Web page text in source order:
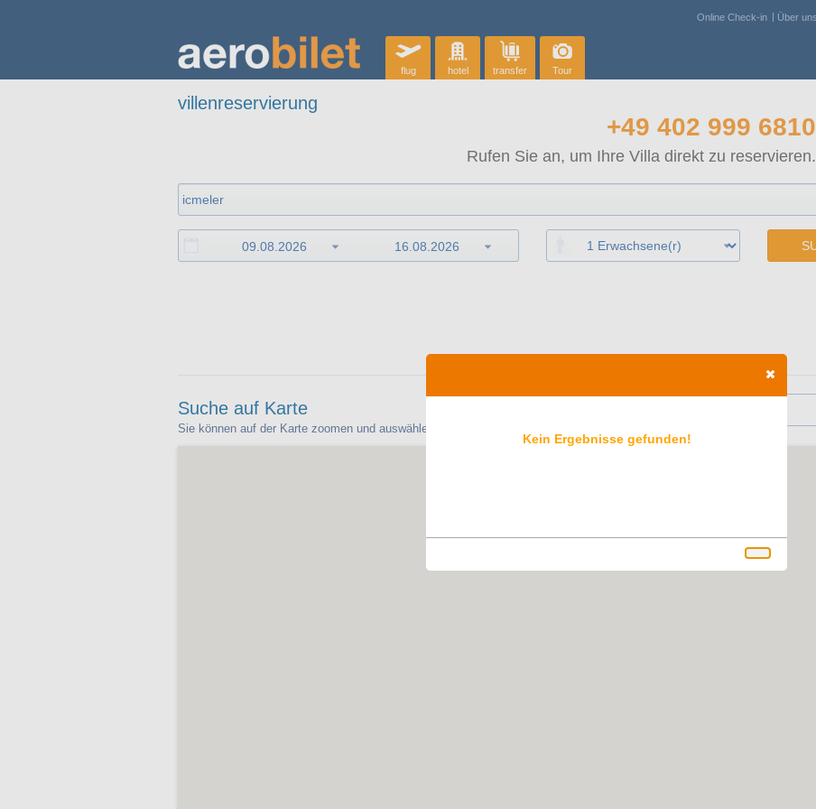
Online Check-in Über uns
flug hotel transfer Tour
villenreservierung
+49 402 999 6810
Rufen Sie an, um Ihre Villa direkt zu reservieren.
Suche auf Karte
Sie können auf der Karte zoomen und auswählen, um Ihre Reservierung vorzunehmen.
Kein Ergebnisse gefunden!